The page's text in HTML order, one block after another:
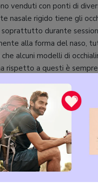
venduti con ponti di
nasale rigido tiene gli
durante
alla forma del naso,
alcuni modelli di
rispetto a questi è
adattare alla forma e
facilitare la vostra
subacquee:
maschere